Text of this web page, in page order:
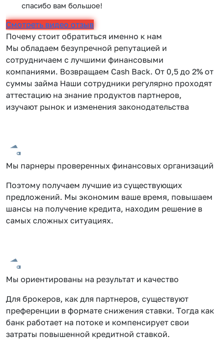
спасибо вам большое!
Смотреть видео отзыв
Почему стоит обратиться именно к нам
Мы обладаем безупречной репутацией и
сотрудничаем с лучшими финансовыми
компаниями. Возвращаем Сash Back. От 0,5 до 2% от
суммы займа Наши сотрудники регулярно проходят
аттестацию на знание продуктов партнеров,
изучают рынок и изменения законодательства
Мы парнеры проверенных финансовых организаций
Поэтому получаем лучшие из существующих
предложений. Мы экономим ваше время, повышаем
шансы на получение кредита, находим решение в
самых сложных ситуациях.
Мы ориентированы на результат и качество
Для брокеров, как для партнеров, существуют
преференции в формате снижения ставки. Тогда как
банк работает на потоке и компенсирует свои
затраты повышенной кредитной ставкой.